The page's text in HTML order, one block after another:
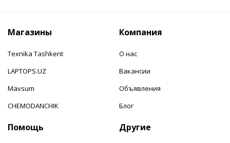
Магазины
Texnika Tashkent
LAPTOPS.UZ
Mavsum
CHEMODANCHIK
Компания
О нас
Вакансии
Объявления
Блог
Помощь Другие